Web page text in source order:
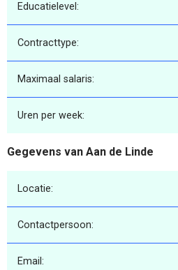
Educatielevel:
Contracttype:
Maximaal salaris:
Uren per week:
Gegevens van Aan de Linde
Locatie:
Contactpersoon:
Email: